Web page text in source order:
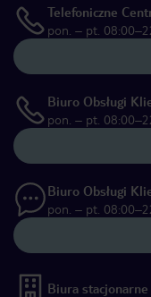
Telefoniczne
pon. – pt.
Biuro Obsługi
pon. – pt.
Biuro Obsługi
pon. – pt.
Biura stacjonarne